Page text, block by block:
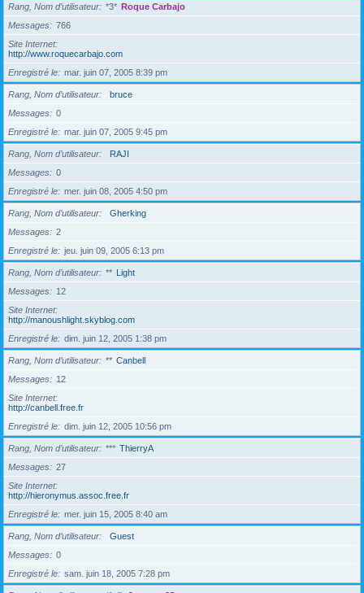
Rang, Nom d’utilisateur *3* Roque Carbajo
Messages
766
Site Internet
http://www.roquecarbajo.com
Enregistré le
mar. juin 07, 2005 8:39 pm
Rang, Nom d’utilisateur
bruce
Messages
0
Enregistré le
mar. juin 07, 2005 9:45 pm
Rang, Nom d’utilisateur
RAJI
Messages
0
Enregistré le
mer. juin 08, 2005 4:50 pm
Rang, Nom d’utilisateur
Gherking
Messages
2
Enregistré le
jeu. juin 09, 2005 6:13 pm
Rang, Nom d’utilisateur ** Light
Messages
12
Site Internet
http://manoushlight.skyblog.com
Enregistré le
dim. juin 12, 2005 1:38 pm
Rang, Nom d’utilisateur ** Canbell
Messages
12
Site Internet
http://canbell.free.fr
Enregistré le
dim. juin 12, 2005 10:56 pm
Rang, Nom d’utilisateur *** ThierryA
Messages
27
Site Internet
http://hieronymus.assoc.free.fr
Enregistré le
mer. juin 15, 2005 8:40 am
Rang, Nom d’utilisateur
Guest
Messages
0
Enregistré le
sam. juin 18, 2005 7:28 pm